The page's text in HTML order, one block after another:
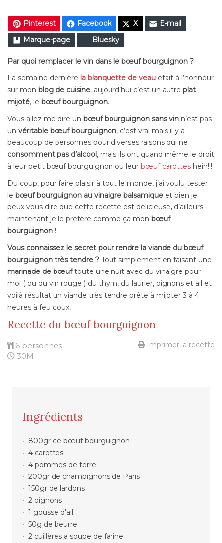
Pinterest Facebook X
E-mail
Marque-page
Bluesky
Par quoi remplacer le vin dans le bœuf bourguignon ?
La semaine dernière la blanquette de veau était à l’honneur
sur mon blog de cuisine, aujourd’hui c’est un autre plat
mijoté, le bœuf bourguignon.
Vous allez me dire un bœuf bourguignon sans vin n’est pas
un véritable bœuf bourguignon, c’est vrai mais il y a
beaucoup de personnes pour diverses raisons qui ne
consomment pas d’alcool , mais ils ont quand même le droit
à leur petit bœuf bourguignon ou leur bœuf carottes hein!!!
Du coup, pour faire plaisir à tout le monde, j’ai voulu tester
le bœuf bourguignon au vinaigre balsamique et bien je
peux vous dire que cette recette est délicieuse, d’ailleurs
maintenant je le préfère comme ça mon bœuf
bourguignon !
Vous connaissez le secret pour rendre la viande du bœuf
bourguignon très tendre ? Tout simplement en faisant une
marinade de bœuftoute une nuit avec du vinaigre pour
moi ( ou du vin rouge ) du thym, du laurier, oignons et ail et
voilà résultat un viande très tendre prête à mijoter 3 à 4
heures à feu doux.
Recette du bœuf bourguignon
6 personnes
30M
Imprimer la recette
Ingrédients
800gr de bœuf bourguignon
4 carottes
4 pommes de terre
200gr de champignons de Paris
150gr de lardons
2 oignons
1 gousse d'ail
50g de beurre
2 cuillères a soupe de farine